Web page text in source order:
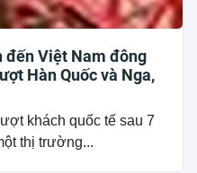
đến Việt Nam đông
Hàn Quốc và Nga,
khách quốc tế sau 7
thị trường...